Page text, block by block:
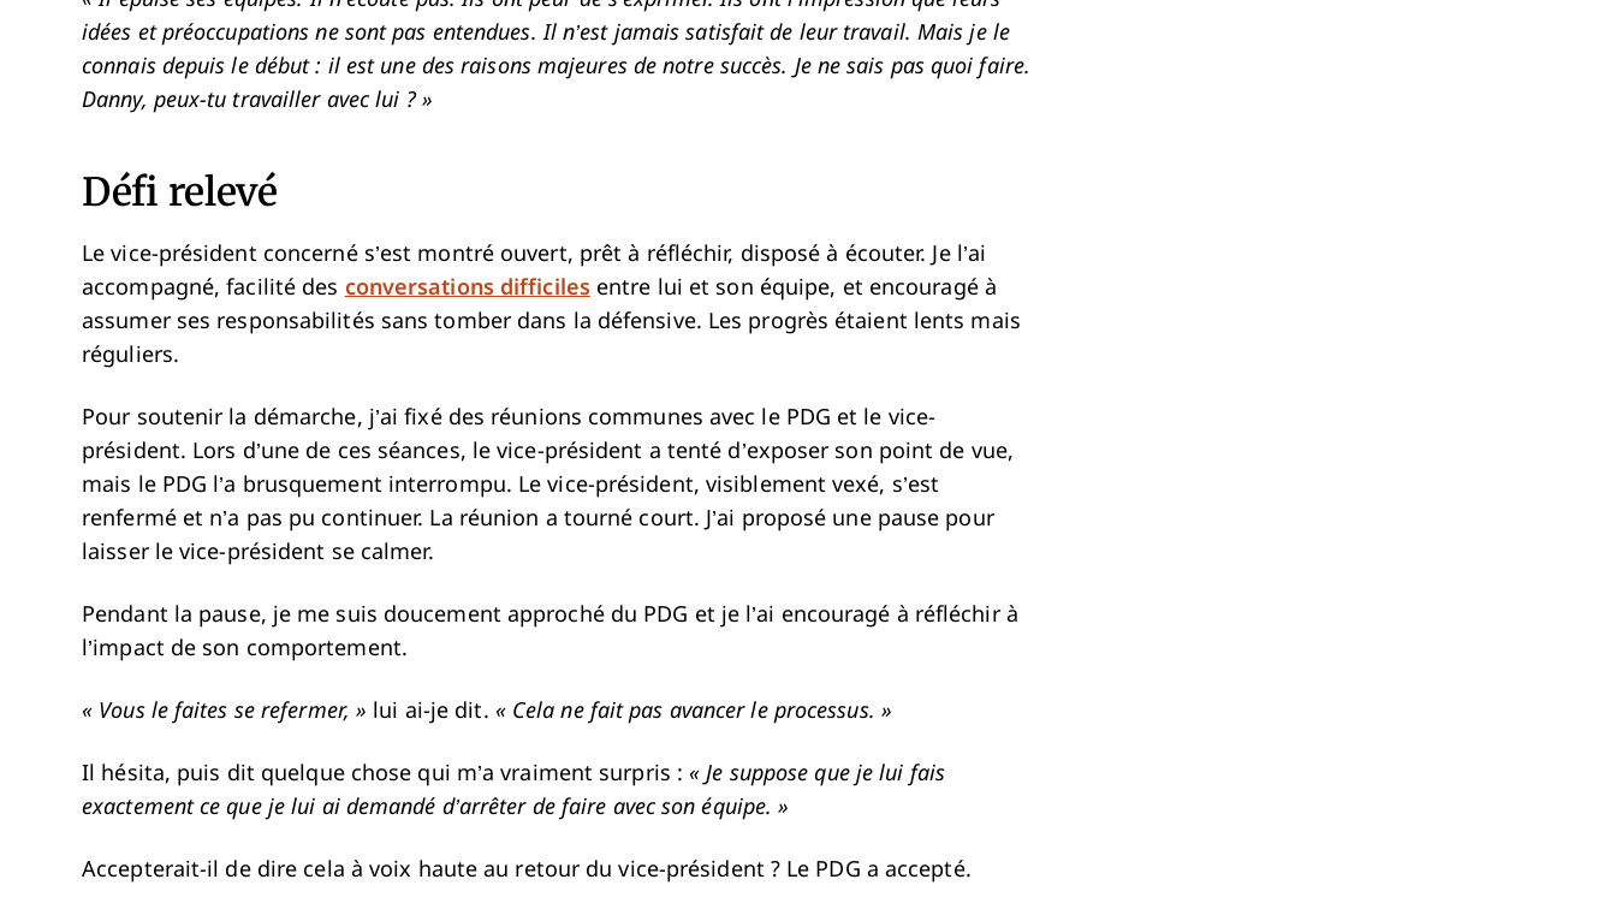
idées et préoccupations ne sont pas entendues. Il n’est jamais satisfait de leur travail. Mais je le
connais depuis le début : il est une des raisons majeures de notre succès. Je ne sais pas quoi faire.
Danny, peux-tu travailler avec lui ? »
Défi relevé
Le vice-président concerné s’est montré ouvert, prêt à réfléchir, disposé à écouter. Je l’ai
accompagné, facilité des conversations difficiles entre lui et son équipe, et encouragé à
assumer ses responsabilités sans tomber dans la défensive. Les progrès étaient lents mais
réguliers.
Pour soutenir la démarche, j’ai fixé des réunions communes avec le PDG et le vice-
président. Lors d’une de ces séances, le vice-président a tenté d’exposer son point de vue,
mais le PDG l’a brusquement interrompu. Le vice-président, visiblement vexé, s’est
renfermé et n’a pas pu continuer. La réunion a tourné court. J’ai proposé une pause pour
laisser le vice-président se calmer.
Pendant la pause, je me suis doucement approché du PDG et je l’ai encouragé à réfléchir à
l’impact de son comportement.
« Vous le faites se refermer, » lui ai-je dit. « Cela ne fait pas avancer le processus. »
Il hésita, puis dit quelque chose qui m’a vraiment surpris : « Je suppose que je lui fais
exactement ce que je lui ai demandé d’arrêter de faire avec son équipe. »
Accepterait-il de dire cela à voix haute au retour du vice-président ? Le PDG a accepté.